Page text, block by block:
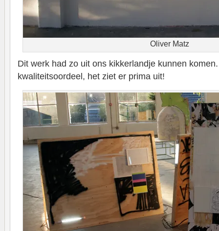
Oliver Matz
Dit werk had zo uit ons kikkerlandje kunnen
kwaliteitsoordeel, het ziet er prima uit!